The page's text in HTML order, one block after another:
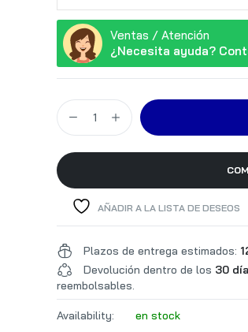
Ventas / Atención
¿Necesita ayuda?
AÑADIR A LA LISTA DE DESEOS
Plazos de entrega estimados:
Devolución dentro de los 30
reembolsables.
Availability:
en stock